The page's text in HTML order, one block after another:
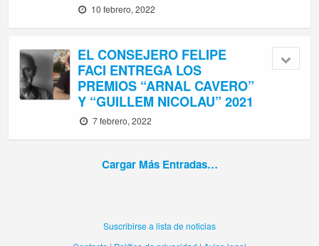
10 febrero, 2022
EL CONSEJERO FELIPE
FACI ENTREGA LOS
PREMIOS “ARNAL CAVERO”
Y “GUILLEM NICOLAU” 2021
7 febrero, 2022
Cargar Más Entradas…
Suscribirse a lista de noticias